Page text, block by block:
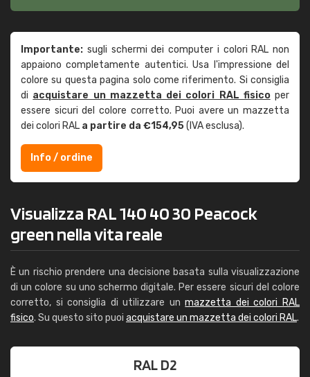
Importante: sugli schermi dei computer i colori RAL non
appaiono completamente autentici. Usa l'impressione del
colore su questa pagina solo come riferimento. Si consiglia
di acquistare un mazzetta dei colori RAL fisicoper
essere sicuri del colore corretto. Puoi avere un mazzetta
dei colori RAL a partire da €154,95(IVA esclusa).
Info / ordine
Visualizza RAL 140 40 30 Peacock
green nella vita reale
È un rischio prendere una decisione basata sulla visualizzazione
di un colore su uno schermo digitale. Per essere sicuri del colore
corretto, si consiglia di utilizzare unmazzetta dei colori RAL
fisico. Su questo sito puoi acquistare un mazzetta dei colori RAL.
RAL D2